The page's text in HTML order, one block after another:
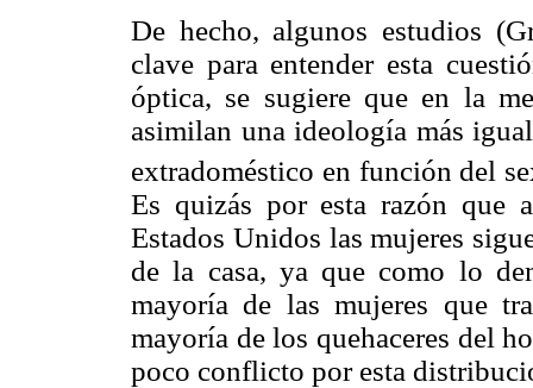
De hecho, algunos estudios
clave para entender esta
óptica, se sugiere que en la
asimilan una ideología más
extradoméstico en función del
Es quizás por esta razón que
Estados Unidos las mujeres
de la casa, ya que como lo
mayoría de las mujeres que
mayoría de los quehaceres del
poco conflicto por esta